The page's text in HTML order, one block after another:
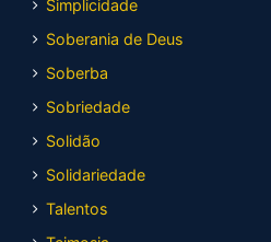
Simplicidade
Soberania de Deus
Soberba
Sobriedade
Solidão
Solidariedade
Talentos